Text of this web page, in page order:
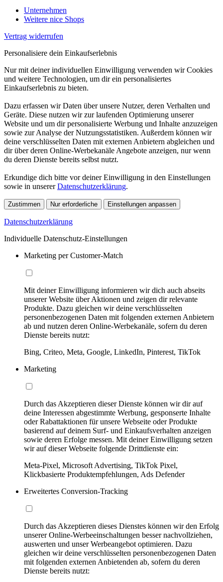
Unternehmen
Weitere nice Shops
Vertrag widerrufen
Personalisiere dein Einkaufserlebnis
Nur mit deiner individuellen Einwilligung verwenden wir Cookies
und weitere Technologien, um dir ein personalisiertes
Einkaufserlebnis zu bieten.
Dazu erfassen wir Daten über unsere Nutzer, deren Verhalten und
Geräte. Diese nutzen wir zur laufenden Optimierung unserer
Website und um dir personalisierte Werbung und Inhalte anzuzeigen
sowie zur Analyse der Nutzungsstatistiken. Außerdem können wir
deine verschlüsselten Daten mit externen Anbietern abgleichen und
dir über deren Online-Werbekanäle Angebote anzeigen, nur wenn
du deren Dienste bereits selbst nutzt.
Erkundige dich bitte vor deiner Einwilligung in den Einstellungen
sowie in unsererDatenschutzerklärung.
Zustimmen Nur erforderliche Einstellungen anpassen
Datenschutzerklärung
Individuelle Datenschutz-Einstellungen
Marketing per Customer-Match
Mit deiner Einwilligung informieren wir dich auch abseits
unserer Website über Aktionen und zeigen dir relevante
Produkte. Dazu gleichen wir deine verschlüsselten
personenbezogenen Daten mit folgenden externen Anbietern
ab und nutzen deren Online-Werbekanäle, sofern du deren
Dienste bereits nutzt:
Bing, Criteo, Meta, Google, LinkedIn, Pinterest, TikTok
Marketing
Durch das Akzeptieren dieser Dienste können wir dir auf
deine Interessen abgestimmte Werbung, gesponserte Inhalte
oder Rabattaktionen für unsere Webseite oder Produkte
basierend auf deinem Surf- und Einkaufsverhalten anzeigen
sowie deren Erfolge messen. Mit deiner Einwilligung setzen
wir auf dieser Webseite folgende Drittdienste ein:
Meta-Pixel, Microsoft Advertising, TikTok Pixel,
Klickbasierte Produktempfehlungen, Ads Defender
Erweitertes Conversion-Tracking
Durch das Akzeptieren dieses Dienstes können wir den Erfolg
unserer Online-Werbeeinschaltungen besser nachvollziehen,
auswerten und unser Werbeangebot optimieren. Dazu
gleichen wir deine verschlüsselten personenbezogenen Daten
mit folgenden externen Anbietenden ab, sofern du deren
Dienste bereits nutzt: